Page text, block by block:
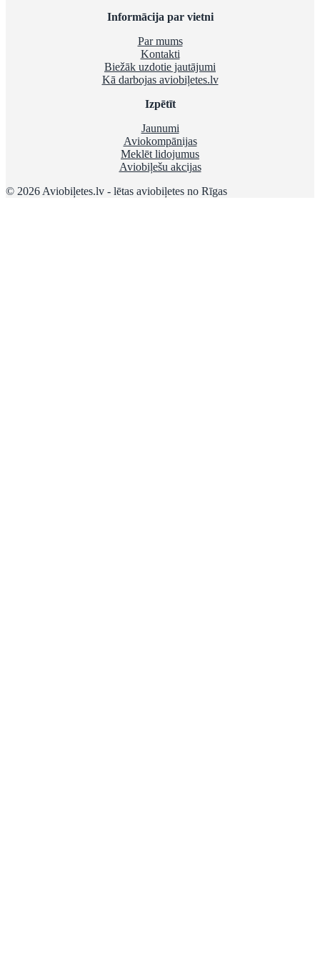
Informācija par vietni
Par mums
Kontakti
Biežāk uzdotie jautājumi
Kā darbojas aviobiļetes.lv
Izpētīt
Jaunumi
Aviokompānijas
Meklēt lidojumus
Aviobiļešu akcijas
© 2026 Aviobiļetes.lv - lētas aviobiļetes no Rīgas